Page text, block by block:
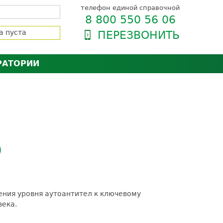
пуста
телефон единой справочной
8 800 550 56 06
ПЕРЕЗВОНИТЬ
пациентов
уровня аутоантител к ключевому